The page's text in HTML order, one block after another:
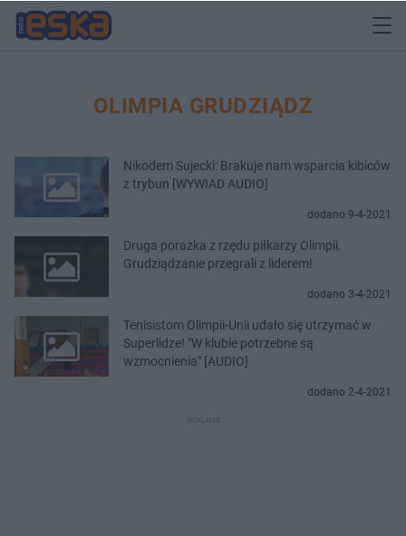
OLIMPIA GRUDZIĄDZ
Nikodem Sujecki: Brakuje nam wsparcia kibiców
z trybun [WYWIAD AUDIO]
dodano 9-4-2021
Druga porażka z rzędu piłkarzy Olimpii.
Grudziądzanie przegrali z liderem!
dodano 3-4-2021
Tenisistom Olimpii-Unii udało się utrzymać w
Superlidze! "W klubie potrzebne są
wzmocnienia" [AUDIO]
dodano 2-4-2021